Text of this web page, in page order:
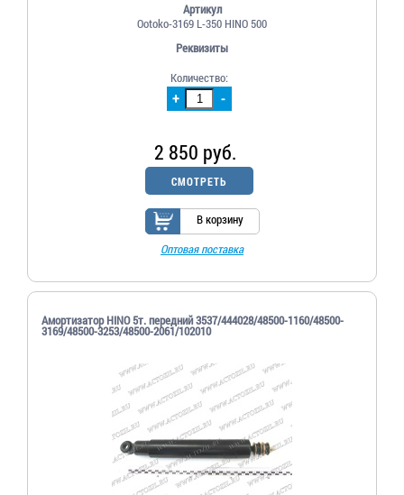
Артикул
Ootoko-3169 L-350 HINO 500
Реквизиты
+ -
Количество:
2 850 руб.
СМОТРЕТЬ
В корзину
Оптовая поставка
Амортизатор HINO 5т. передний 3537/444028/48500-1160/48500-
3169/48500-3253/48500-2061/102010